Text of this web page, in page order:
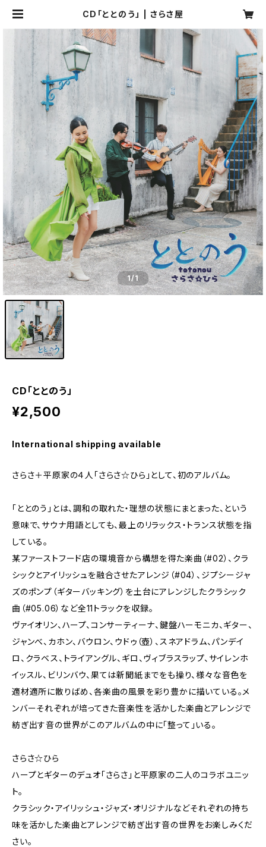
CD「ととのう」 | さらさ屋
1/1
CD「ととのう」
¥2,500
International shipping available
さらさ＋平原家の４人「さらさ☆ひら」として、初のアルバム。
「ととのう｣とは、調和の取れた・理想の状態にまとまった、という
意味で、サウナ用語としても、最上のリラックス・トランス状態を指
している。
某ファーストフード店の環境音から構想を得た楽曲（#02）、クラ
シックとアイリッシュを融合させたアレンジ（#04）、ジプシージャ
ズのポンプ（ギターバッキング）を土台にアレンジしたクラシック
曲（#05.06）など全11トラックを収録。
ヴァイオリン、ハープ、コンサーティーナ、鍵盤ハーモニカ、ギター、
ジャンべ、カホン、バウロン、ウドゥ（壺）、スネアドラム、パンデイ
ロ、クラベス、トライアングル、ギロ、ヴィブラスラップ、サイレンホ
イッスル、ビリンバウ、果ては新聞紙までをも操り、様々な音色を
適材適所に散りばめ、各楽曲の風景を彩り豊かに描いている。メ
ンバーそれぞれが培ってきた音楽性を活かした楽曲とアレンジで
紡ぎ出す音の世界がこのアルバムの中に「整って」いる。
さらさ☆ひら
ハープとギターのデュオ「さらさ」と平原家の二人のコラボユニッ
ト。
クラシック・アイリッシュ・ジャズ・オリジナルなどそれぞれの持ち
味を活かした楽曲とアレンジで紡ぎ出す音の世界をお楽しみくだ
さい。